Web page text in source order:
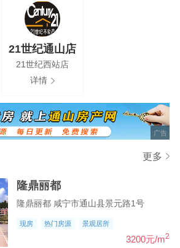
求租两室房子】的求租信息
西站店-21世纪通山店】强势入驻
21世纪通山店
21世纪西站店
详情
广告
更多
隆鼎丽都
隆鼎丽都 咸宁市通山县景元路1号
现房 热门房源 景观居所
3200元/m2